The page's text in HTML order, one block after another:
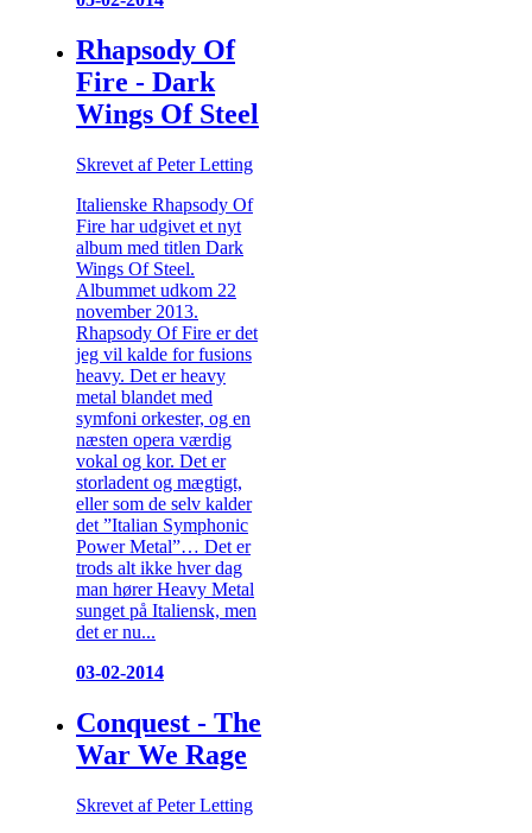
Rhapsody Of
Fire - Dark
Wings Of Steel
Skrevet af Peter Letting
Italienske Rhapsody Of
Fire har udgivet et nyt
album med titlen Dark
Wings Of Steel.
Albummet udkom 22
november 2013.
Rhapsody Of Fire er det
jeg vil kalde for fusions
heavy. Det er heavy
metal blandet med
symfoni orkester, og en
næsten opera værdig
vokal og kor. Det er
storladent og mægtigt,
eller som de selv kalder
det ”Italian Symphonic
Power Metal”… Det er
trods alt ikke hver dag
man hører Heavy Metal
sunget på Italiensk, men
det er nu...
03-02-2014
Conquest - The
War We Rage
Skrevet af Peter Letting